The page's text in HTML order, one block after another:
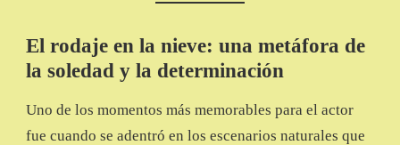
El rodaje en la nieve: una metáfora de
la soledad y la determinación
Uno de los momentos más memorables para el actor
fue cuando se adentró en los escenarios naturales que